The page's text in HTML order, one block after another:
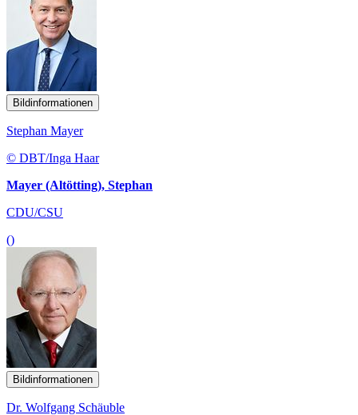
Bildinformationen
Stephan Mayer
© DBT/Inga Haar
Mayer (Altötting), Stephan
CDU/CSU
()
Bildinformationen
Dr. Wolfgang Schäuble